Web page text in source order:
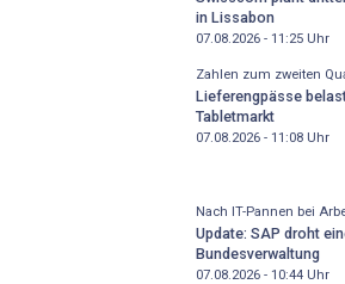
in Lissabon
07.08.2026 - 11:25Uhr
Zahlen zum zweiten
Lieferengpässe
Tabletmarkt
07.08.2026 - 11:08Uhr
Nach IT-Pannen bei
Update: SAP droht
Bundesverwaltung
07.08.2026 - 10:44Uhr